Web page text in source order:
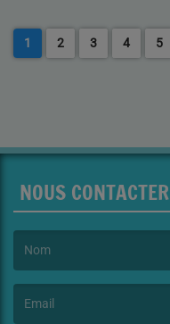
1 2 3 4 5
NOUS CONTACTER